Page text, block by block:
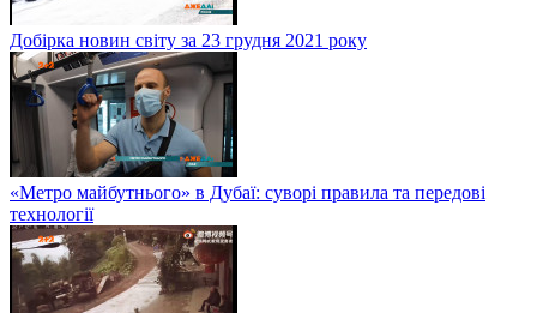
Добірка новин світу за 23 грудня 2021 року
«Метро майбутнього» в Дубаї: суворі правила та передові
технології